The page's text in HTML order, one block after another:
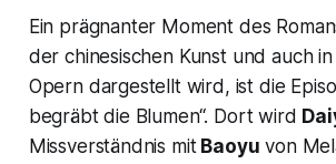
Ein prägnanter Moment des
der chinesischen Kunst und auch in
Opern dargestellt wird, ist die
begräbt die Blumen“. Dort wird
Missverständnis mitBaoyu von